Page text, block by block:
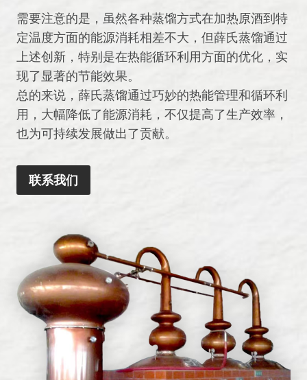
需要注意的是，虽然各种蒸馏方式在加热原酒到特
定温度方面的能源消耗相差不大，但薛氏蒸馏通过
上述创新，特别是在热能循环利用方面的优化，实
现了显著的节能效果。
总的来说，薛氏蒸馏通过巧妙的热能管理和循环利
用，大幅降低了能源消耗，不仅提高了生产效率，
也为可持续发展做出了贡献。
联系我们